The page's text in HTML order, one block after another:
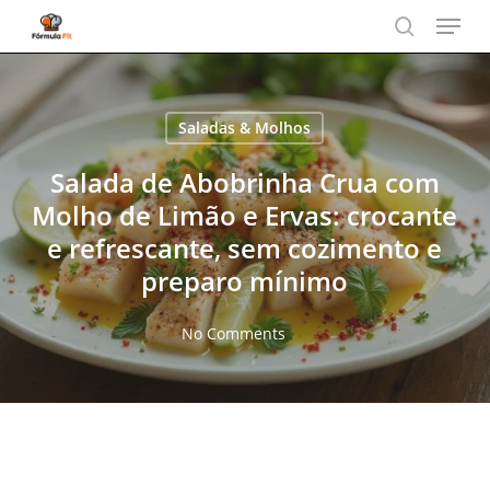
content
search
Menu
Saladas & Molhos
Salada de Abobrinha Crua com
Molho de Limão e Ervas: crocante
e refrescante, sem cozimento e
preparo mínimo
No Comments